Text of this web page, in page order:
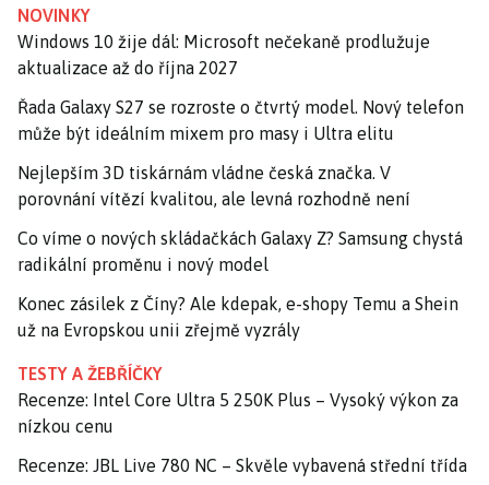
NOVINKY
Windows 10 žije dál: Microsoft nečekaně prodlužuje
aktualizace až do října 2027
Řada Galaxy S27 se rozroste o čtvrtý model. Nový telefon
může být ideálním mixem pro masy i Ultra elitu
Nejlepším 3D tiskárnám vládne česká značka. V
porovnání vítězí kvalitou, ale levná rozhodně není
Co víme o nových skládačkách Galaxy Z? Samsung chystá
radikální proměnu i nový model
Konec zásilek z Číny? Ale kdepak, e-shopy Temu a Shein
už na Evropskou unii zřejmě vyzrály
TESTY A ŽEBŘÍČKY
Recenze: Intel Core Ultra 5 250K Plus – Vysoký výkon za
nízkou cenu
Recenze: JBL Live 780 NC – Skvěle vybavená střední třída